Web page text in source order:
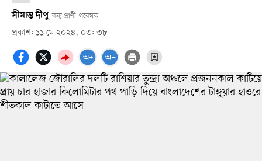
সীমান্ত দীপু বন্য প্রাণী-গবেষক
প্রকাশ: ১১ মে ২০২৪, ০৩: ৩৮